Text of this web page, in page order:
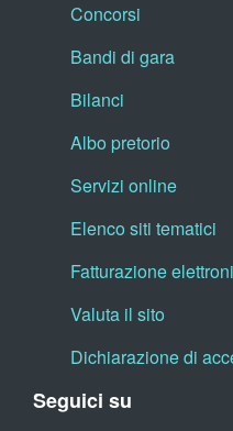
Concorsi
Bandi di gara
Bilanci
Albo pretorio
Servizi online
Elenco siti tematici
Fatturazione
Valuta il sito
Dichiarazione di
Seguici su